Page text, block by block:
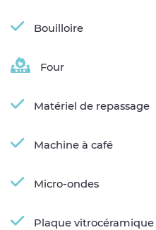
Bouilloire
Four
Matériel de repassage
Machine à café
Micro-ondes
Plaque vitrocéramique